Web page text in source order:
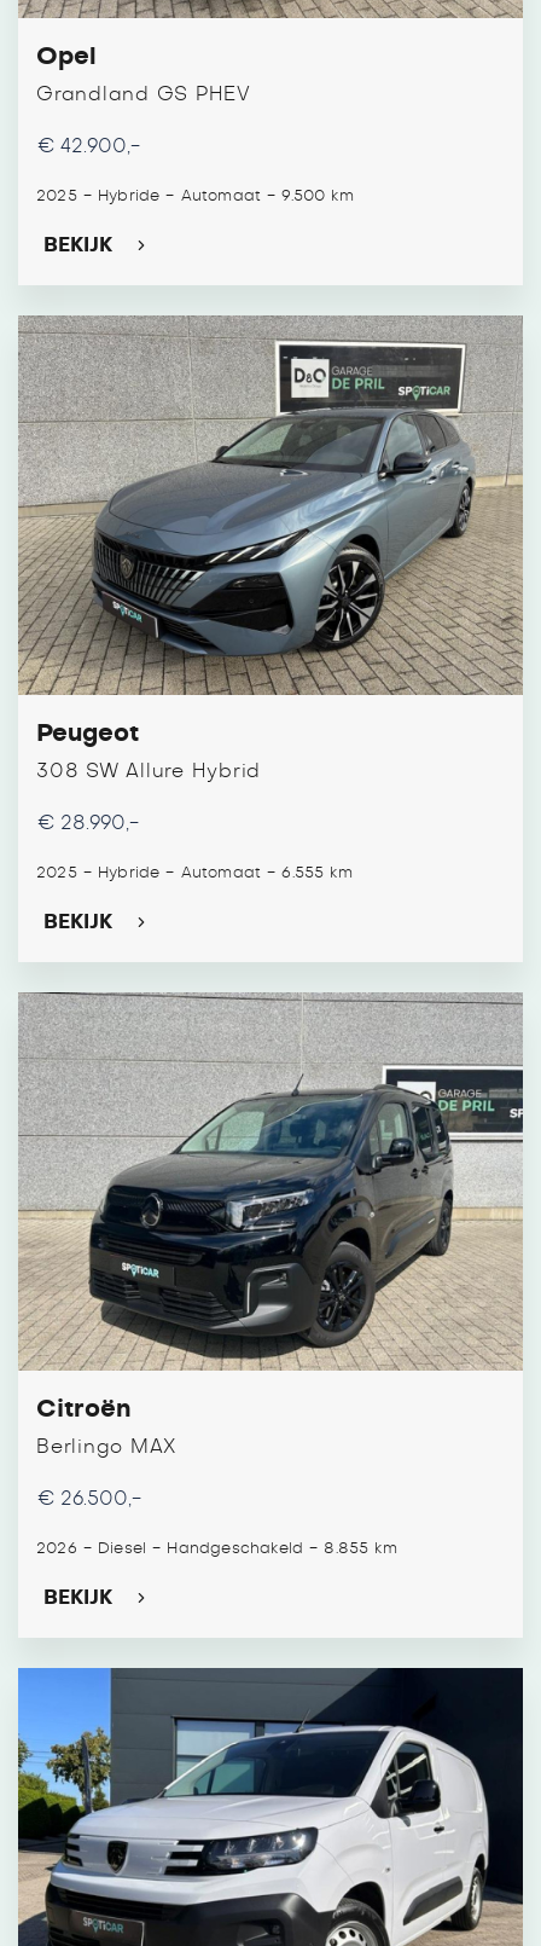
Opel
Grandland GS PHEV
€ 42.900,-
2025 - Hybride - Automaat - 9.500 km
BEKIJK
Peugeot
308 SW Allure Hybrid
€ 28.990,-
2025 - Hybride - Automaat - 6.555 km
BEKIJK
Citroën
Berlingo MAX
€ 26.500,-
2026 - Diesel - Handgeschakeld - 8.855 km
BEKIJK